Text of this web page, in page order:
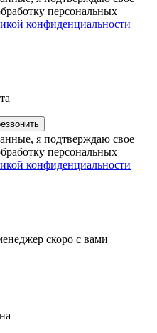
персональных
конфиденциальности
я подтверждаю свое
персональных
конфиденциальности
скоро с вами